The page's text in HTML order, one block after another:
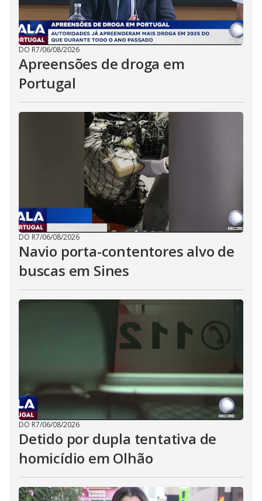
DO R7/06/08/2026
Apreensões de droga em
Portugal
DO R7/06/08/2026
Navio porta-contentores alvo de
buscas em Sines
DO R7/06/08/2026
Detido por dupla tentativa de
homicídio em Olhão